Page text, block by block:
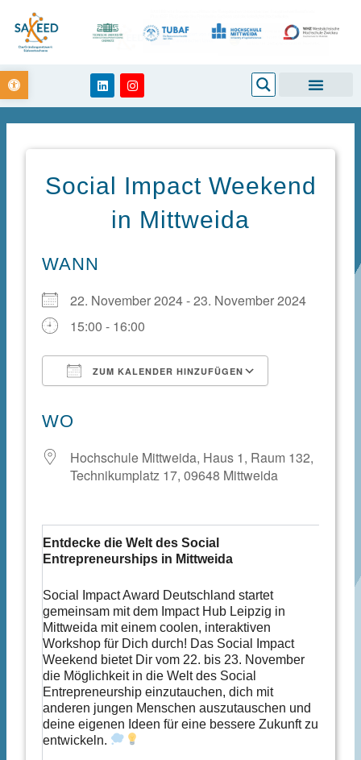
Open toolbar
Inhalt
springen
Search
L
i
e
i
I
n
a
r
Social Impact Weekend
in Mittweida
WANN
22. November 2024 - 23. November 2024
15:00 - 16:00
ZUM KALENDER HINZUFÜGEN
WO
Hochschule Mittweida, Haus 1, Raum 132,
Technikumplatz 17, 09648 Mittweida
Entdecke die Welt des Social
Entrepreneurships in Mittweida
Social Impact Award Deutschland startet
gemeinsam mit dem Impact Hub Leipzig in
Mittweida mit einem coolen, interaktiven
Workshop für Dich durch! Das Social Impact
Weekend bietet Dir vom 22. bis 23. November
die Möglichkeit in die Welt des Social
Entrepreneurship einzutauchen, dich mit
anderen jungen Menschen auszutauschen und
deine eigenen Ideen für eine bessere Zukunft zu
entwickeln.